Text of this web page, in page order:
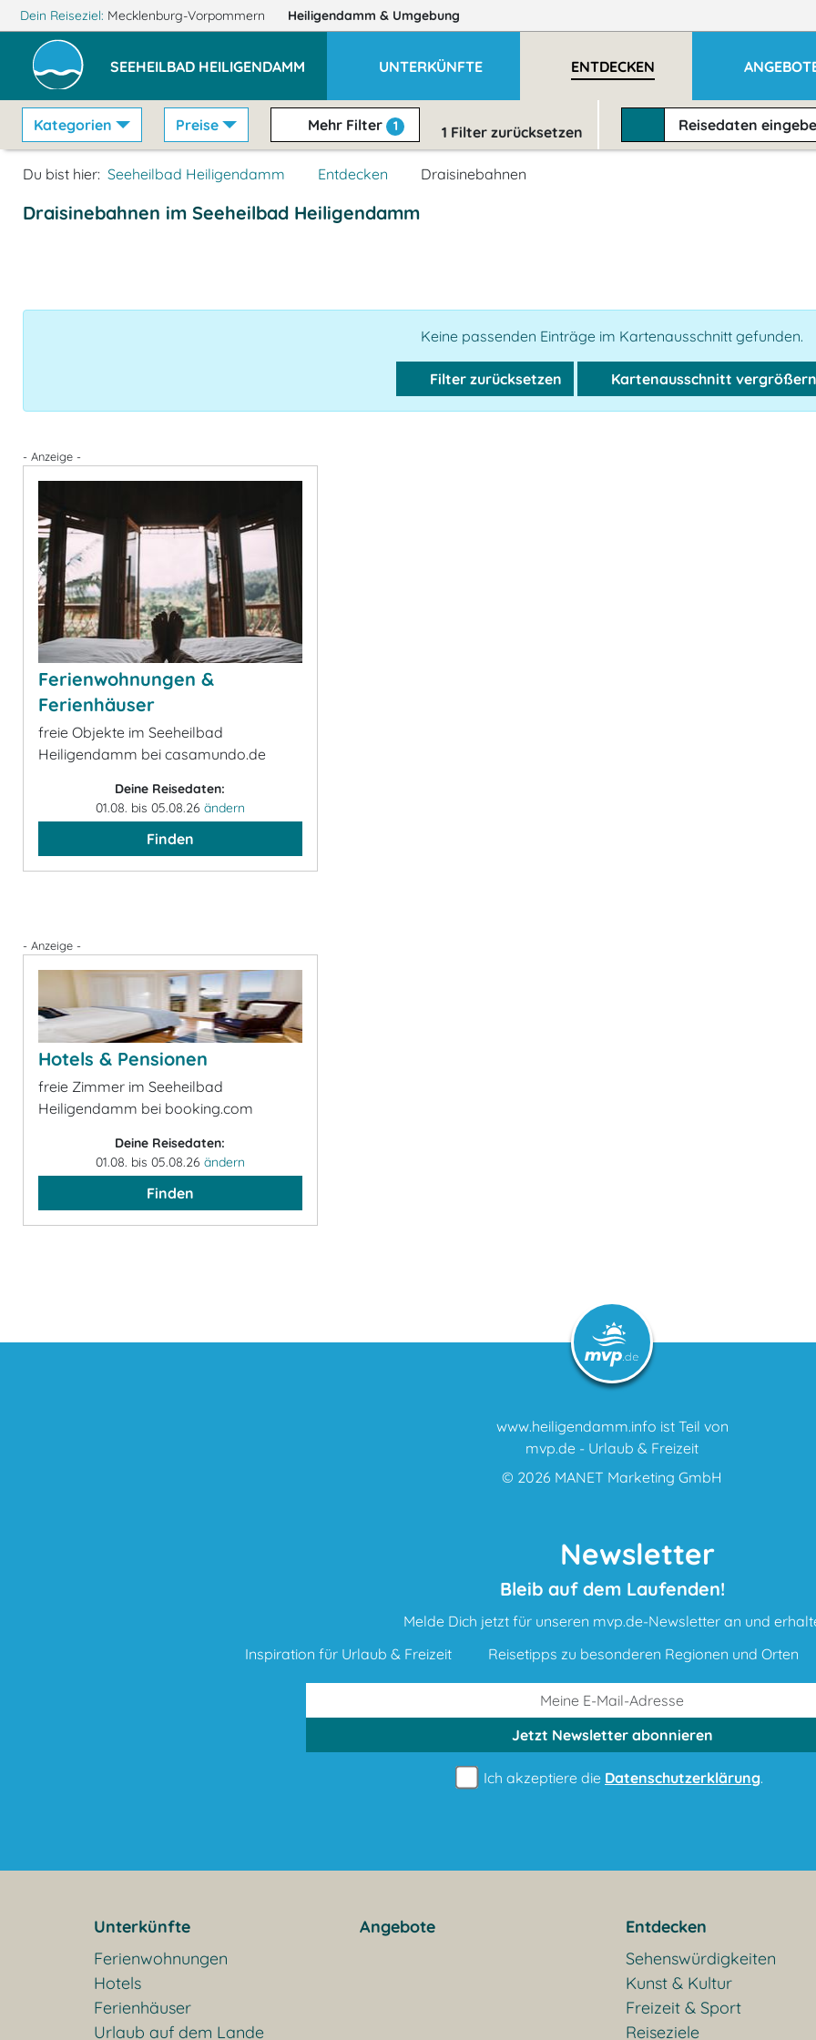
Dein Reiseziel: Mecklenburg-Vorpommern Heiligendamm & Umgebung
SEEHEILBAD HEILIGENDAMM UNTERKÜNFTE ENTDECKEN
Kategorien Preise Mehr Filter 1 1 Filter zurücksetzen Reisedaten
Du bist hier: Seeheilbad Heiligendamm Entdecken Draisinebahnen
Draisinebahnen im Seeheilbad Heiligendamm
Keine passenden Einträge im Kartenausschnitt gefunden.
Filter zurücksetzen Kartenausschnitt vergrößern
- Anzeige -
Ferienwohnungen &
Ferienhäuser
freie Objekte im Seeheilbad
Heiligendamm bei casamundo.de
Deine Reisedaten:
01.08. bis 05.08.26 ändern
Finden
- Anzeige -
Hotels & Pensionen
freie Zimmer im Seeheilbad
Heiligendamm bei booking.com
Deine Reisedaten:
01.08. bis 05.08.26 ändern
Finden
www.heiligendamm.info ist Teil von
mvp.de - Urlaub & Freizeit
© 2026 MANET Marketing GmbH
Newsletter
Bleib auf dem Laufenden!
Melde Dich jetzt für unseren mvp.de-Newsletter an und
Inspiration für Urlaub & Freizeit
Reisetipps zu besonderen Regionen und Orten
Jetzt Newsletterabonnieren
Ich akzeptiere die Datenschutzerklärung.
Unterkünfte
Ferienwohnungen
Hotels
Ferienhäuser
Urlaub auf dem Lande
Angebote
Entdecken
Sehenswürdigkeiten
Kunst & Kultur
Freizeit & Sport
Reiseziele